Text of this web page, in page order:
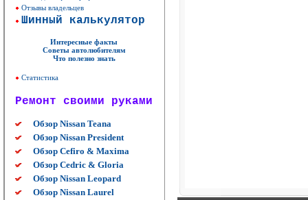
Отзывы владельцев
Шинный калькулятор
Интересные факты
Советы автолюбителям
Что полезно знать
Статистика
Ремонт своими руками
Обзор Nissan Teana
Обзор Nissan President
Обзор Cefiro & Maxima
Обзор Cedric & Gloria
Обзор Nissan Leopard
Обзор Nissan Laurel